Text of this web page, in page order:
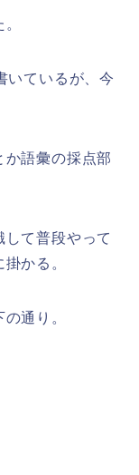
いているが、今
か語彙の採点部
て普段やって
かる。
通り。